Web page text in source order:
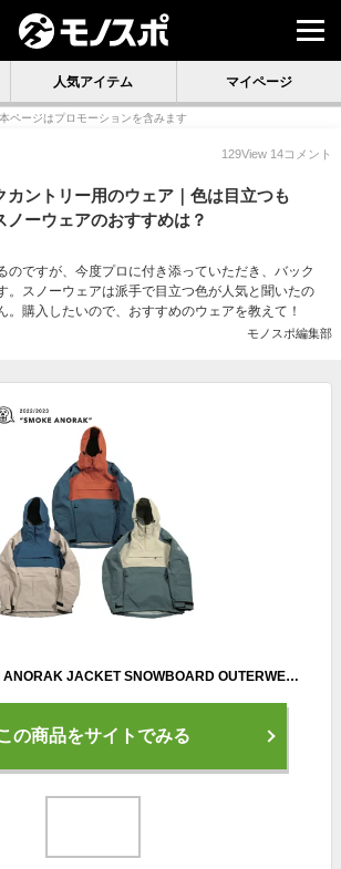
人気アイテム マイページ
本ページはプロモーションを含みます
129View 14コメント
カントリー用のウェア｜色は目立つも
ノーウェアのおすすめは？
のですが、今度プロに付き添っていただき、バック
。スノーウェアは派手で目立つ色が人気と聞いたの
。購入したいので、おすすめのウェアを教えて！
モノスポ編集部
UNFUDGE SMOKE ANORAK JACKET SNOWBOARD OUTERWEAR アンファッジ アウター ウェア スモーク アノラック ジャケット プルオーバー メンズ バックカントリー 2022-23年モデル
の商品をサイトでみる